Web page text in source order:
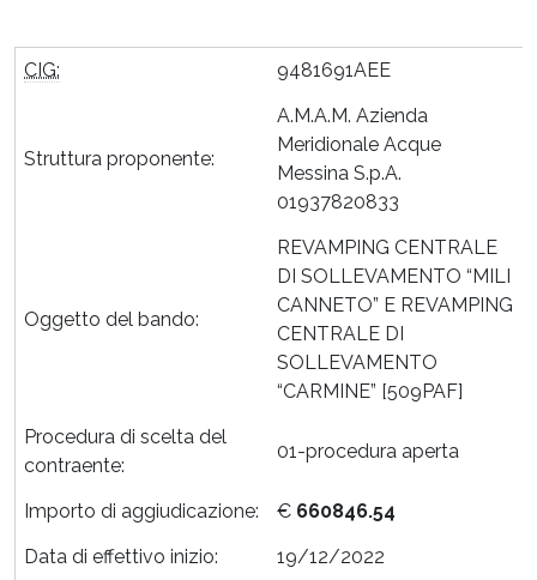
CIG: 9481691AEE
Struttura proponente:
A.M.A.M. Azienda
Meridionale Acque
Messina S.p.A.
01937820833
Oggetto del bando:
REVAMPING CENTRALE
DI SOLLEVAMENTO “MILI
CANNETO” E REVAMPING
CENTRALE DI
SOLLEVAMENTO
“CARMINE” [509PAF]
Procedura di scelta del
contraente:
01-procedura aperta
Importo di aggiudicazione: € 660846.54
Data di effettivo inizio:
19/12/2022